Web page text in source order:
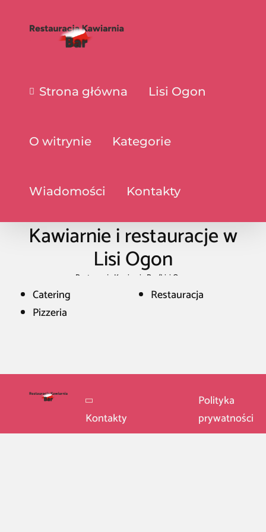
Strona główna Lisi Ogon
O witrynie Kategorie
Wiadomości Kontakty
Kawiarnie i restauracje w
Lisi Ogon
Restauracja Kawiarnia Bar /Lisi Ogon
Catering
Pizzeria
Restauracja
Kontakty
Polityka
prywatności